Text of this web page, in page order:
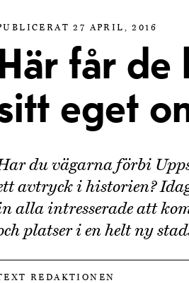
27 APRIL, 2016
får de
eget
du vägarna förbi
avtryck i historien?
alla intresserade att
platser i en helt ny
REDAKTIONEN